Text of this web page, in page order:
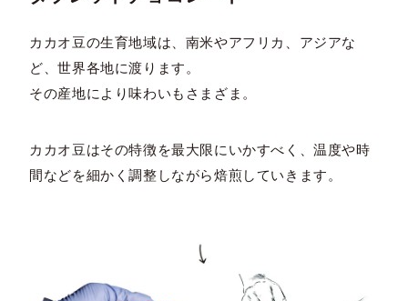
カカオ豆の生育地域は、南米やアフリカ、アジアな
ど、世界各地に渡ります。
その産地により味わいもさまざま。
カカオ豆はその特徴を最大限にいかすべく、温度や時
間などを細かく調整しながら焙煎していきます。